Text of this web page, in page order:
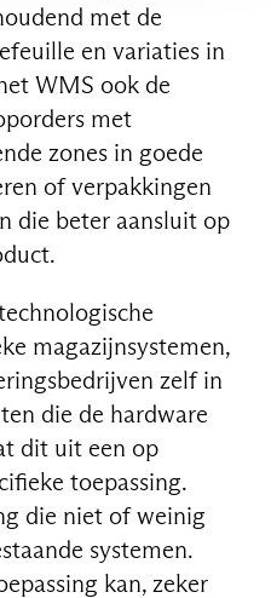
met de
en variaties in
WMS ook de
met
zones in goede
of verpakkingen
die beter aansluit op
magazijnsystemen,
zelf in
die de hardware
dit uit een op
toepassing.
die niet of weinig
systemen.
kan, zeker